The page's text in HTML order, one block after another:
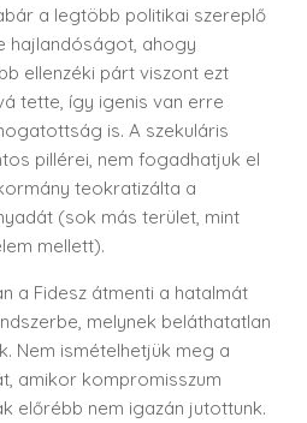
a legtöbb politikai szereplő
hajlandóságot, ahogy
ellenzéki párt viszont ezt
tette, így igenis van erre
is. A szekuláris
pillérei, nem fogadhatjuk el
teokratizálta a
(sok más terület, mint
mellett).
a Fidesz átmenti a hatalmát
melynek beláthatatlan
Nem ismételhetjük meg a
amikor kompromisszum
előrébb nem igazán jutottunk.